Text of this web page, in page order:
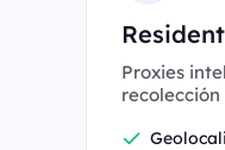
Proxies